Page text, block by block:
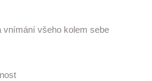
vnímání všeho kolem sebe